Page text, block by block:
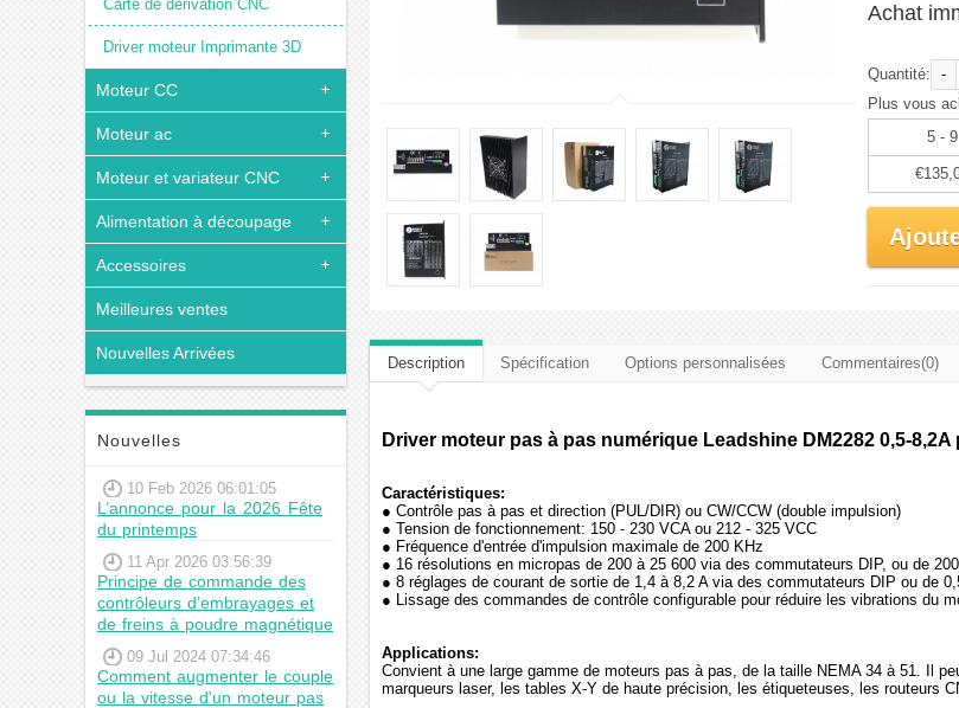
Carte de dérivation CNC
Driver moteur Imprimante 3D
Moteur CC
Moteur ac
Moteur et variateur CNC
Alimentation à découpage
Accessoires
Meilleures ventes
Nouvelles Arrivées
Nouvelles
10 Feb 2026 06:01:05
L’annonce pour la 2026 Fête
du printemps
11 Apr 2026 03:56:39
Principe de commande des
contrôleurs d’embrayages et
de freins à poudre magnétique
09 Jul 2024 07:34:46
Comment augmenter le couple
ou la vitesse d'un moteur pas
Achat
Quantité: -
Plus vous
5 - 9
Description Spécification Options personnalisées Commentaires(0)
Driver moteur pas à pas numérique Leadshine DM2282 0,5-
Caractéristiques:
● Contrôle pas à pas et direction (PUL/DIR) ou CW/CCW (double impulsion)
● Tension de fonctionnement: 150 - 230 VCA ou 212 - 325 VCC
● Fréquence d'entrée d'impulsion maximale de 200 KHz
● 16 résolutions en micropas de 200 à 25 600 via des commutateurs DIP, ou de
● 8 réglages de courant de sortie de 1,4 à 8,2 A via des commutateurs DIP ou de
● Lissage des commandes de contrôle configurable pour réduire les vibrations du
Applications:
Convient à une large gamme de moteurs pas à pas, de la taille NEMA 34 à 51. Il
marqueurs laser, les tables X-Y de haute précision, les étiqueteuses, les routeurs